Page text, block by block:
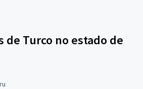
de Turco no estado de